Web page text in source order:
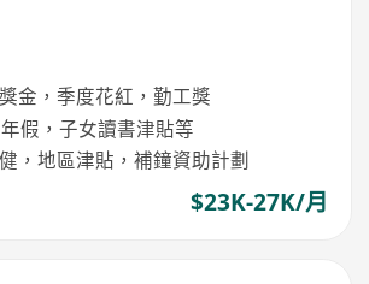
金，季度花紅，勤工獎
假，子女讀書津貼等
，地區津貼，補鐘資助計劃
$23K-27K/月